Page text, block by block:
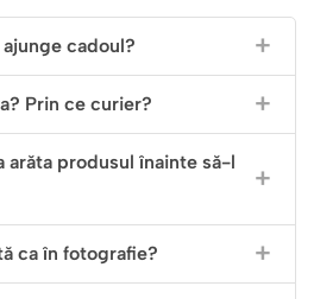
cadoul?
Prin ce curier?
arăta produsul înainte să-l
ca în fotografie?